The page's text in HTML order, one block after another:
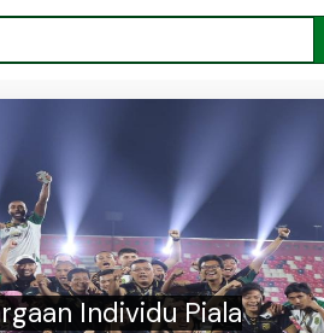
Individu Piala